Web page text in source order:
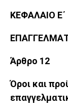
ΚΕΦΑΛΑΙΟ Ε΄
Άρθρο 12
Όροι και